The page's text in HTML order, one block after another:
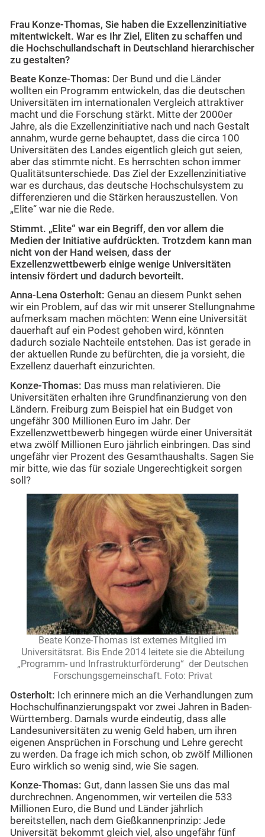
Frau Konze-Thomas, Sie haben die Exzellenzinitiative
mitentwickelt. War es Ihr Ziel, Eliten zu schaffen und
die Hochschullandschaft in Deutschland hierarchischer
zu gestalten?
Beate Konze-Thomas: Der Bund und die Länder
wollten ein Programm entwickeln, das die deutschen
Universitäten im internationalen Vergleich attraktiver
macht und die Forschung stärkt. Mitte der 2000er
Jahre, als die Exzellenzinitiative nach und nach Gestalt
annahm, wurde gerne behauptet, dass die circa 100
Universitäten des Landes eigentlich gleich gut seien,
aber das stimmte nicht. Es herrschten schon immer
Qualitätsunterschiede. Das Ziel der Exzellenzinitiative
war es durchaus, das deutsche Hochschulsystem zu
differenzieren und die Stärken herauszustellen. Von
„Elite“ war nie die Rede.
Stimmt. „Elite“ war ein Begriff, den vor allem die
Medien der Initiative aufdrückten. Trotzdem kann man
nicht von der Hand weisen, dass der
Exzellenzwettbewerb einige wenige Universitäten
intensiv fördert und dadurch bevorteilt.
Anna-Lena Osterholt: Genau an diesem Punkt sehen
wir ein Problem, auf das wir mit unserer Stellungnahme
aufmerksam machen möchten: Wenn eine Universität
dauerhaft auf ein Podest gehoben wird, könnten
dadurch soziale Nachteile entstehen. Das ist gerade in
der aktuellen Runde zu befürchten, die ja vorsieht, die
Exzellenz dauerhaft einzurichten.
Konze-Thomas: Das muss man relativieren. Die
Universitäten erhalten ihre Grundfinanzierung von den
Ländern. Freiburg zum Beispiel hat ein Budget von
ungefähr 300 Millionen Euro im Jahr. Der
Exzellenzwettbewerb hingegen würde einer Universität
etwa zwölf Millionen Euro jährlich einbringen. Das sind
ungefähr vier Prozent des Gesamthaushalts. Sagen Sie
mir bitte, wie das für soziale Ungerechtigkeit sorgen
soll?
Beate Konze-Thomas ist externes Mitglied im
Universitätsrat. Bis Ende 2014 leitete sie die Abteilung
„Programm- und Infrastrukturförderung“ der Deutschen
Forschungsgemeinschaft. Foto: Privat
Osterholt: Ich erinnere mich an die Verhandlungen zum
Hochschulfinanzierungspakt vor zwei Jahren in Baden-
Württemberg. Damals wurde eindeutig, dass alle
Landesuniversitäten zu wenig Geld haben, um ihren
eigenen Ansprüchen in Forschung und Lehre gerecht
zu werden. Da frage ich mich schon, ob zwölf Millionen
Euro wirklich so wenig sind, wie Sie sagen.
Konze-Thomas: Gut, dann lassen Sie uns das mal
durchrechnen. Angenommen, wir verteilen die 533
Millionen Euro, die Bund und Länder jährlich
bereitstellen, nach dem Gießkannenprinzip: Jede
Universität bekommt gleich viel, also ungefähr fünf